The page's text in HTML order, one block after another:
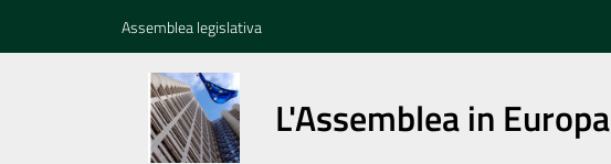
Assemblea legislativa
L'Assemblea in Europa